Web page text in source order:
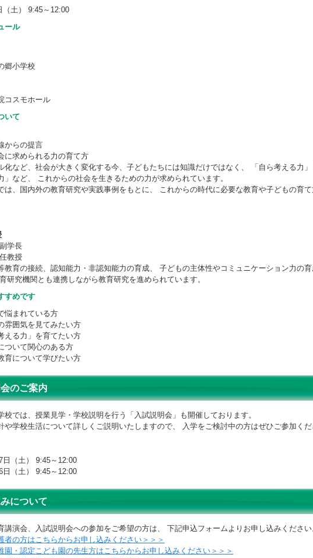
（土） 9:45～12:00
ール
郷小学校
コスモホール
いて
からの提言
に求められる力の育て方
化など、社会が大きく変化する今、子どもたちには知識だけではなく、 「自ら考える力
」など、 これからの社会を生きるための力が求められています。
は、国内外の教育研究や実践事例をもとに、 これからの時代に必要な教育や子どもの育
学長
教授
教育の接続、認知能力・非認知能力の育成、 子どもの主体性やコミュニケーション力の
研究機関とも連携しながら教育研究を進められています。
すめです
悩まれている方
雰囲気を見てみたい方
える力」を育てたい方
ついて関心のある方
育について学びたい方
のご案内
校では、授業見学・学校説明を行う「入試説明会」も開催しております。
や学校生活について詳しくご説明いたしますので、 入学をご検討中の方はぜひご参加くだ
日（土） 9:45～12:00
日（土） 9:45～12:00
について
講演会、入試説明会への参加をご希望の方は、 下記申込フォームよりお申し込みください
者の方はこちらからお申し込みください＞＞＞
園・認定こども園の先生方はこちらからお申し込みください＞＞＞